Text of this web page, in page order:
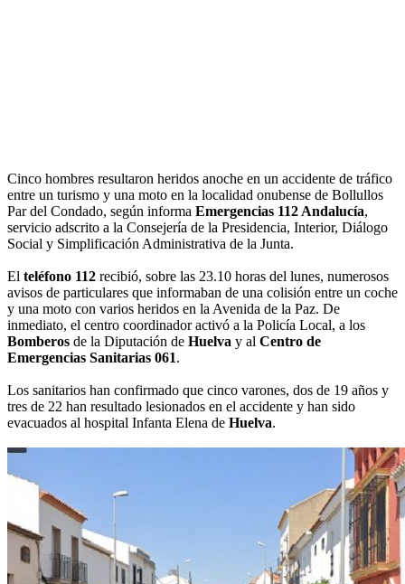
Cinco hombres resultaron heridos anoche en un accidente de tráfico
entre un turismo y una moto en la localidad onubense de Bollullos
Par del Condado, según informa Emergencias 112 Andalucía,
servicio adscrito a la Consejería de la Presidencia, Interior, Diálogo
Social y Simplificación Administrativa de la Junta.
El teléfono 112 recibió, sobre las 23.10 horas del lunes, numerosos
avisos de particulares que informaban de una colisión entre un coche
y una moto con varios heridos en la Avenida de la Paz. De
inmediato, el centro coordinador activó a la Policía Local, a los
Bomberos de la Diputación de Huelva y al Centro de
Emergencias Sanitarias 061.
Los sanitarios han confirmado que cinco varones, dos de 19 años y
tres de 22 han resultado lesionados en el accidente y han sido
evacuados al hospital Infanta Elena de Huelva.